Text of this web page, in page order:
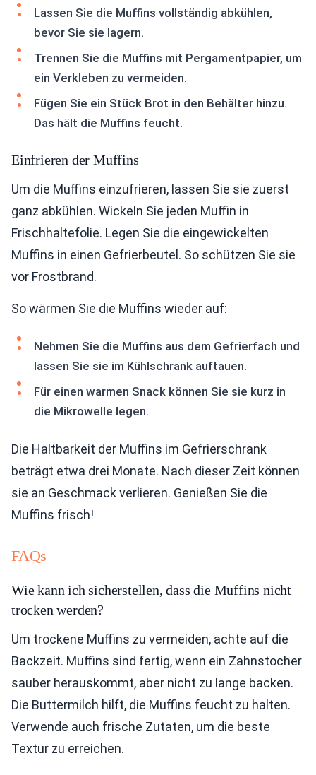
Lassen Sie die Muffins vollständig abkühlen,
bevor Sie sie lagern.
Trennen Sie die Muffins mit Pergamentpapier, um
ein Verkleben zu vermeiden.
Fügen Sie ein Stück Brot in den Behälter hinzu.
Das hält die Muffins feucht.
Einfrieren der Muffins
Um die Muffins einzufrieren, lassen Sie sie zuerst
ganz abkühlen. Wickeln Sie jeden Muffin in
Frischhaltefolie. Legen Sie die eingewickelten
Muffins in einen Gefrierbeutel. So schützen Sie sie
vor Frostbrand.
So wärmen Sie die Muffins wieder auf:
Nehmen Sie die Muffins aus dem Gefrierfach und
lassen Sie sie im Kühlschrank auftauen.
Für einen warmen Snack können Sie sie kurz in
die Mikrowelle legen.
Die Haltbarkeit der Muffins im Gefrierschrank
beträgt etwa drei Monate. Nach dieser Zeit können
sie an Geschmack verlieren. Genießen Sie die
Muffins frisch!
FAQs
Wie kann ich sicherstellen, dass die Muffins nicht
trocken werden?
Um trockene Muffins zu vermeiden, achte auf die
Backzeit. Muffins sind fertig, wenn ein Zahnstocher
sauber herauskommt, aber nicht zu lange backen.
Die Buttermilch hilft, die Muffins feucht zu halten.
Verwende auch frische Zutaten, um die beste
Textur zu erreichen.